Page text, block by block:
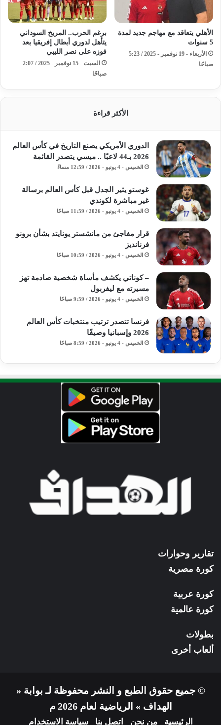
الأهلي يتعاقد مع مهاجم جديد لمدة
5 سنوات
الأربعاء - 19 نوفمبر - 2025 / 5:23
صباحًا
برغم الحرب.. المريخ السوداني
يتأهل لدوري أبطال إفريقيا بعد
فوزه على نصر الليبي
السبت - 15 نوفمبر - 2025 / 2:07
صباحًا
الأكثر قراءة
الدوري الأمريكي يصنع التاريخ في كأس العالم
2026 بـ44 لاعبًا .. ميسي يتصدر القائمة
الخميس - 4 يونيو - 2026 / 12:59 مساءً
غوستو يثير الجدل قبل كأس العالم برسالة
غير مباشرة لكوندي
الخميس - 4 يونيو - 2026 / 11:59 صباحًا
قرار مفاجئ من مانشستر يونايتد بشأن برونو
فرنانديز
الخميس - 4 يونيو - 2026 / 10:59 صباحًا
– كوناتي يكشف مأساة شخصية صادمة تهز
مسيرته مع ليفربول
الخميس - 4 يونيو - 2026 / 9:59 صباحًا
فرنسا تتصدر ترتيب منتخبات كأس العالم
2026 وإسبانيا وصيفًا
الخميس - 4 يونيو - 2026 / 8:59 صباحًا
تقارير وحوارات
كورة مصرية
كورة عربية
كورة عالمية
بطولات
ألعاب أخرى
© جميع حقوق الطبع و النشر محفوظة لـ بوابة «
الهداف » الرياضية لعام 2026 م
الرئيسية من نحن اتصل بنا سياسة الاستخدام